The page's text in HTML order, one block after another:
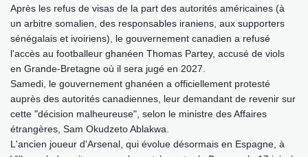
Après les refus de visas de la part des autorités américaines (à
un arbitre somalien, des responsables iraniens, aux supporters
sénégalais et ivoiriens), le gouvernement canadien a refusé
l'accès au footballeur ghanéen Thomas Partey, accusé de viols
en Grande-Bretagne où il sera jugé en 2027.
Samedi, le gouvernement ghanéen a officiellement protesté
auprès des autorités canadiennes, leur demandant de revenir sur
cette "décision malheureuse", selon le ministre des Affaires
étrangères, Sam Okudzeto Ablakwa.
L'ancien joueur d'Arsenal, qui évolue désormais en Espagne, à